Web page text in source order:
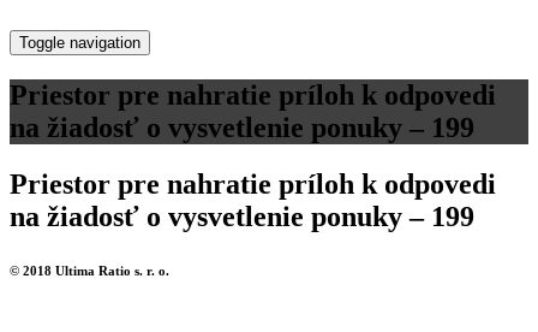
Toggle navigation
Priestor pre nahratie príloh k odpovedi
na žiadosť o vysvetlenie ponuky – 199
Priestor pre nahratie príloh k odpovedi
na žiadosť o vysvetlenie ponuky – 199
© 2018 Ultima Ratio s. r. o.